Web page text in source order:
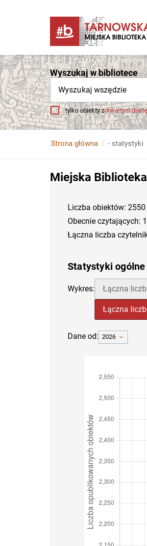
Wyszukaj w bibliotece
Wyszukaj wszędzie
tylko obiekty zotwartym
Strona główna - statystyki
Miejska
Liczba obiektów:
Obecnie czytających:
Łączna liczba
Statystyki ogólne
Wykres: Łączna
Łączna
Dane od: 2026